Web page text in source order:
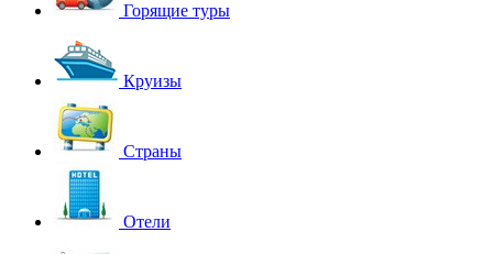
Горящие туры
Круизы
Страны
Отели